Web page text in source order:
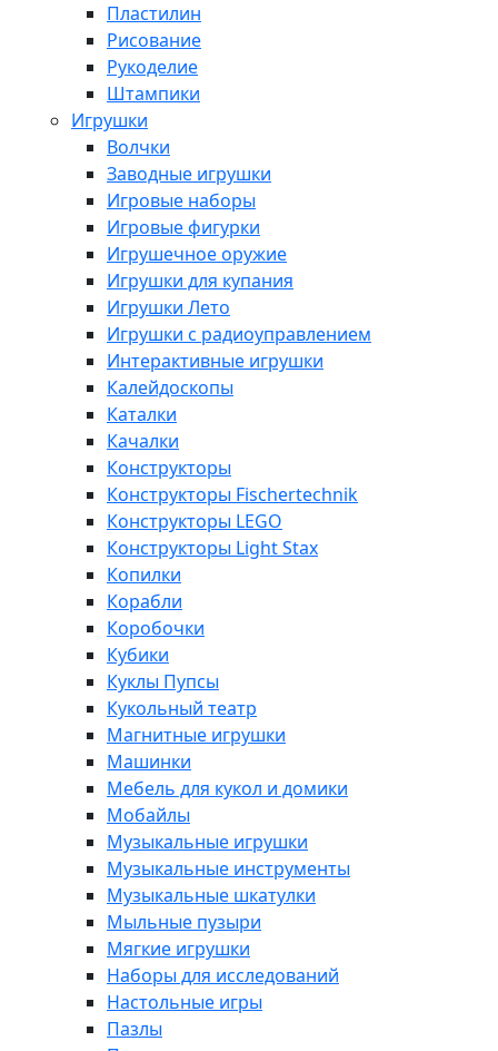
Пластилин
Рисование
Рукоделие
Штампики
Игрушки
Волчки
Заводные игрушки
Игровые наборы
Игровые фигурки
Игрушечное оружие
Игрушки для купания
Игрушки Лето
Игрушки с радиоуправлением
Интерактивные игрушки
Калейдоскопы
Каталки
Качалки
Конструкторы
Конструкторы Fisсhertechnik
Конструкторы LEGO
Конструкторы Light Stax
Копилки
Корабли
Коробочки
Кубики
Куклы Пупсы
Кукольный театр
Магнитные игрушки
Машинки
Мебель для кукол и домики
Мобайлы
Музыкальные игрушки
Музыкальные инструменты
Музыкальные шкатулки
Мыльные пузыри
Мягкие игрушки
Наборы для исследований
Настольные игры
Пазлы